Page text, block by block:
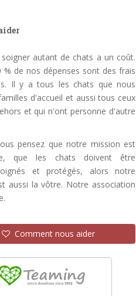
autant de chats a un coût.
% de nos dépenses sont des frais
Il y a tous les chats que nous
d'accueil et aussi tous ceux
et qui n'ont personne d'autre
pensez que notre mission est
que les chats doivent être
et protégés, alors notre
aussi la vôtre. Notre association
Comment nous aider